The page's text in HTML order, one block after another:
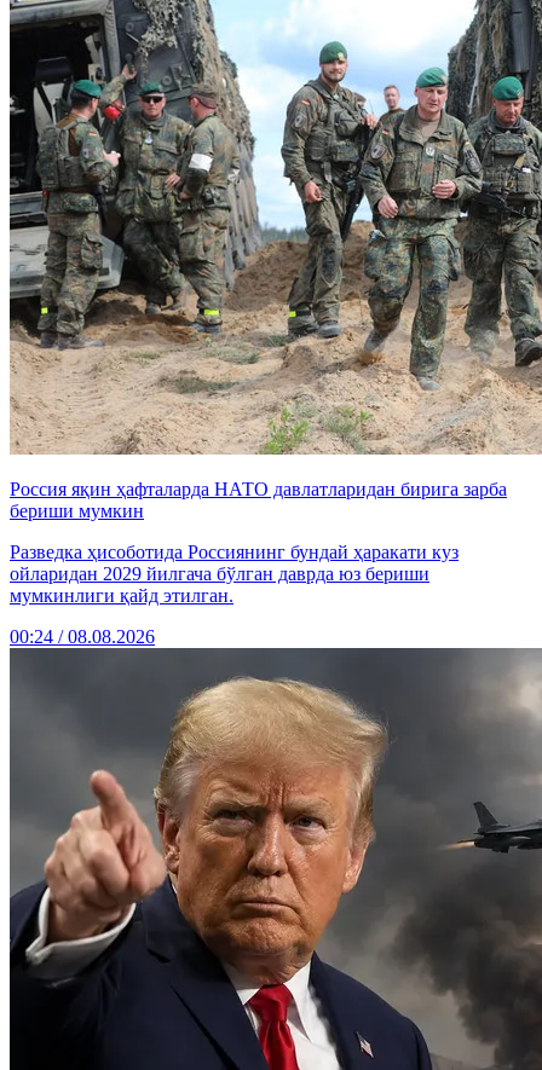
Россия яқин ҳафталарда НАТО давлатларидан бирига зарба
бериши мумкин
Разведка ҳисоботида Россиянинг бундай ҳаракати куз
ойларидан 2029 йилгача бўлган даврда юз бериши
мумкинлиги қайд этилган.
00:24 / 08.08.2026